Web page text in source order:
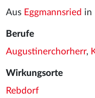
Aus Eggmannsried in
Berufe
Augustinerchorherr,
Wirkungsorte
Rebdorf